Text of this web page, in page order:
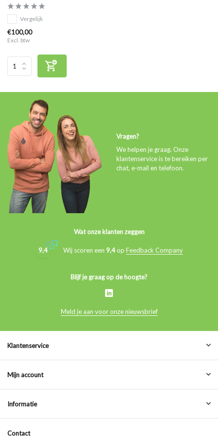
Vergelijk
€100,00
Excl. btw
Vragen?
We helpen je graag. Onze
klantenservice is te bereiken per
chat, e-mail en telefoon.
Wat onze klanten zeggen
9,4 Wij scoren een 9,4op Feedback Company
Blijf je graag op de hoogte?
Meld je aan voor onze nieuwsbrief
Klantenservice
Mijn account
Informatie
Contact